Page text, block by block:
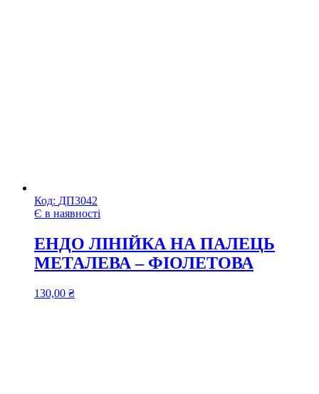
Код: ДП3042
Є в наявності
ЕНДО ЛІНІЙКА НА ПАЛЕЦЬ
МЕТАЛЕВА – ФІОЛЕТОВА
130,00 ₴